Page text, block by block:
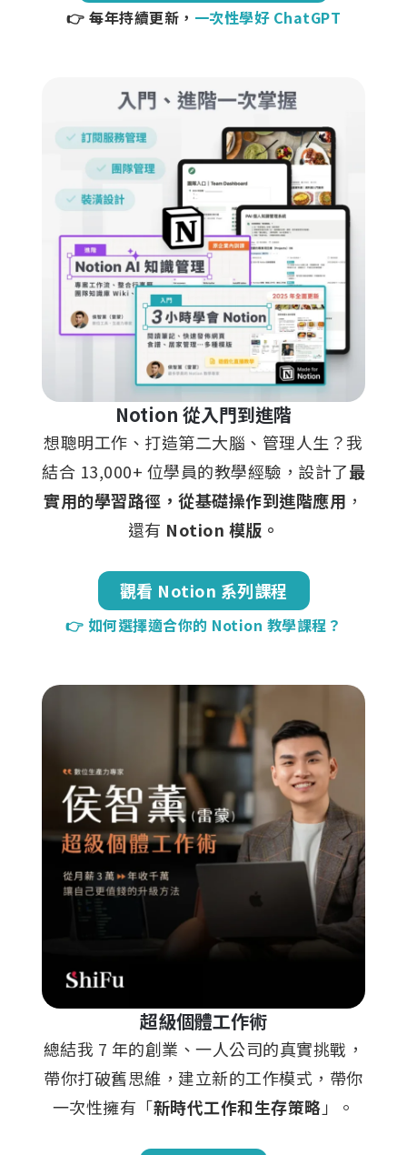
👉 每年持續更新， 一次性學好 ChatGPT
Notion 從入門到進階
想聰明工作、打造第二大腦、管理人生？我
結合 13,000+ 位學員的教學經驗，設計了最
實用的學習路徑，從基礎操作到進階應用 ，
還有 Notion 模版。
觀看 Notion 系列課程
👉 如何選擇適合你的 Notion 教學課程？
超級個體工作術
總結我 7 年的創業、一人公司的真實挑戰，
帶你打破舊思維，建立新的工作模式，帶你
一次性擁有「新時代工作和生存策略 」。